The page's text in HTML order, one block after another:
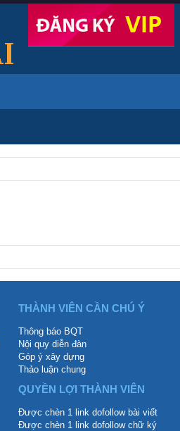
THÀNH VIÊN CẦN CHÚ Ý
Thông báo BQT
Nội quy diễn đàn
Góp ý xây dựng
Thảo luận chung
QUYỀN LỢI THÀNH VIÊN
Được chèn 1 link dofollow bài viết
Được chèn 1 link dofollow chữ ký